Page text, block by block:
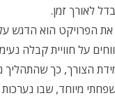
לאורך זמן.
הפרויקט הוא הדגש
על חוויית קבלה
הצורך, כך שהתהליך
מיוחד, שבו